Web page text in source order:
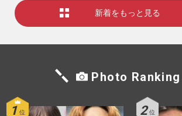
新着をもっと見る
Photo Ranking